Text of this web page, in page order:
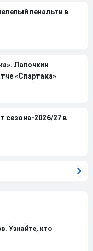
пенальти в
Лапочкин
«Спартака»
сезона-2026/27 в
Узнайте, кто